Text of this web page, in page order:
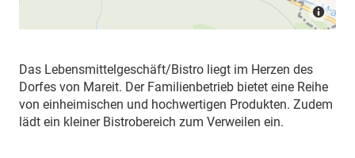
Das Lebensmittelgeschäft/Bistro liegt im Herzen des
Dorfes von Mareit. Der Familienbetrieb bietet eine Reihe
von einheimischen und hochwertigen Produkten. Zudem
lädt ein kleiner Bistrobereich zum Verweilen ein.